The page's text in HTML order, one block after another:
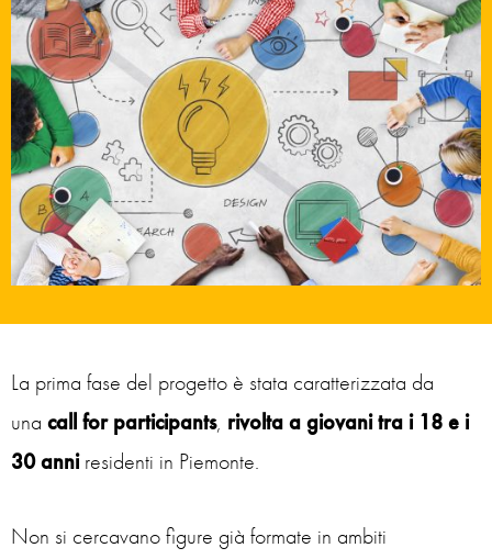
La prima fase del progetto è stata caratterizzata da
una call for participants, rivolta a giovani tra i 18 e i
30 anniresidenti in Piemonte.
Non si cercavano figure già formate in ambiti